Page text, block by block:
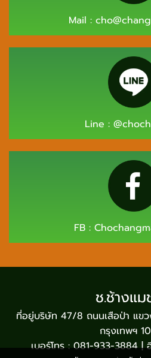
Mail :
Line :
FB :
ช.ช้างแ
ที่อยู่บริษัท 47/8 ถนนเสือป่า แข
กรุงเทพฯ
เบอร์โทร : 081-933-3884 |